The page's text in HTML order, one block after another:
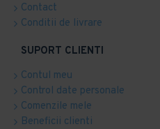
Contact
Conditii de livrare
SUPORT CLIENTI
Contul meu
Control date personale
Comenzile mele
Beneficii clienti